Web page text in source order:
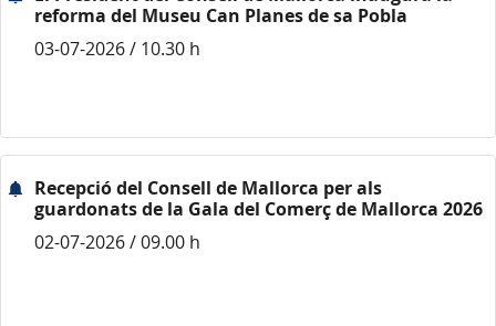
reforma del Museu Can Planes de sa Pobla
03-07-2026 / 10.30 h
Recepció del Consell de Mallorca per als
guardonats de la Gala del Comerç de Mallorca 2026
02-07-2026 / 09.00 h